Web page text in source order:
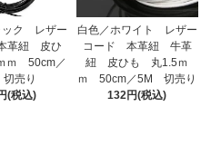
ック レザー
革紐 皮ひ
ｍ 50cm／
売り
(税込)
白色／ホワイト レザー
コード 本革紐 牛革
紐 皮ひも 丸1.5ｍ
ｍ 50cm／5M 切売り
132円(税込)